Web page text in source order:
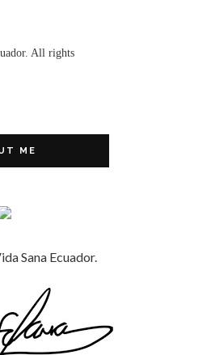
All rights
ME
Sana Ecuador.